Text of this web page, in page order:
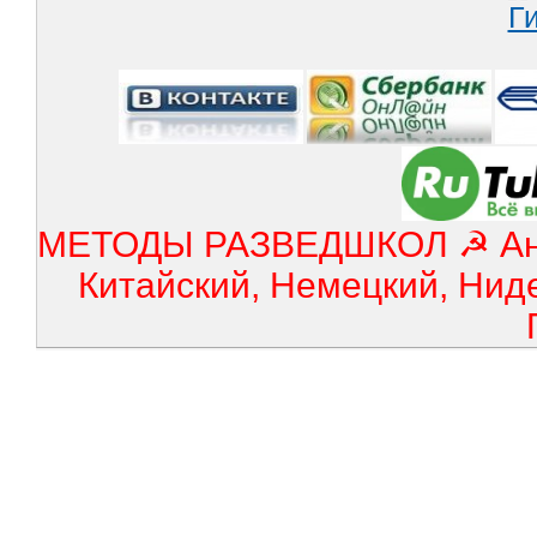
МЕТОДЫ РАЗВЕДШКОЛ ☭
Китайский, Немецкий,